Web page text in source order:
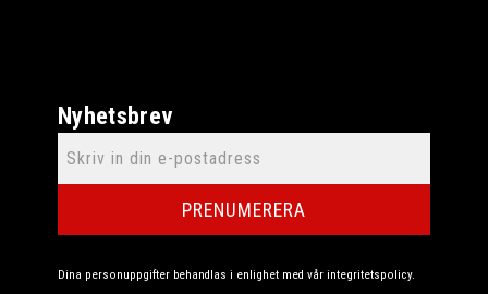
Nyhetsbrev
PRENUMERERA
Dina personuppgifter behandlas i enlighet med vår integritetspolicy.